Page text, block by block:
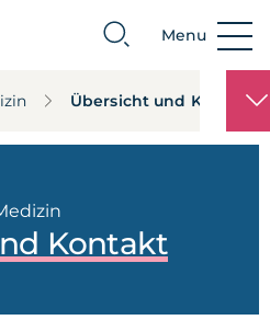
Suche Menu
Übersicht und Kontakt
Kontakt